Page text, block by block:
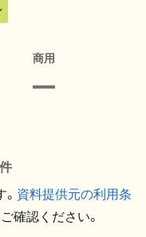
商用
資料提供元の利用条
確認ください。